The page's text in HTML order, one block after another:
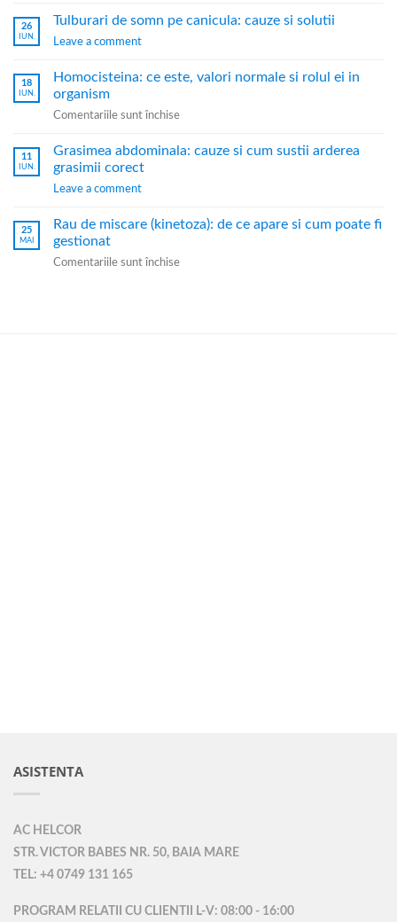
26
IUN.
Tulburari de somn pe canicula: cauze si solutii
Leave a comment
18
IUN.
Homocisteina: ce este, valori normale si rolul ei in
organism
Comentariile sunt închise
11
IUN.
Grasimea abdominala: cauze si cum sustii arderea
grasimii corect
Leave a comment
25
MAI
Rau de miscare (kinetoza): de ce apare si cum poate fi
gestionat
Comentariile sunt închise
ASISTENTA
AC HELCOR
STR. VICTOR BABES NR. 50, BAIA MARE
TEL: +4 0749 131 165
PROGRAM RELATII CU CLIENTII L-V: 08:00 - 16:00